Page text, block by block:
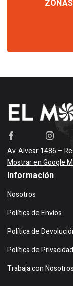
Av. Alvear 1486 –
Mostrar en Google
Información
Nosotros
Política de Envíos
Política de
Política de Privacidad
Trabaja con Nosotros